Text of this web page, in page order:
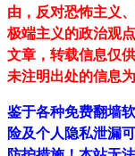
由，反对恐怖主义
极端主义的政治观
文章，转载信息仅
未注明出处的信息
鉴于各种免费翻墙
险及个人隐私泄漏